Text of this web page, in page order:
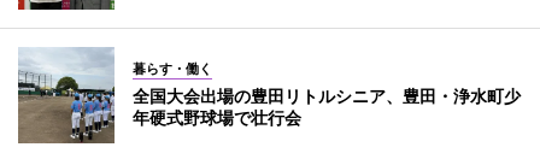
暮らす・働く
全国大会出場の豊田リトルシニア、豊田・浄水町少
年硬式野球場で壮行会